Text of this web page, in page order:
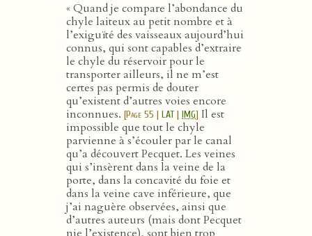
« Quand je compare l’abondance du
chyle laiteux au petit nombre et à
l’exiguïté des vaisseaux aujourd’hui
connus, qui sont capables d’extraire
le chyle du réservoir pour le
transporter ailleurs, il ne m’est
certes pas permis de douter
qu’existent d’autres voies encore
inconnues. [Page 55 | LAT| IMG] Il est
impossible que tout le chyle
parvienne à s’écouler par le canal
qu’a découvert Pecquet. Les veines
qui s’insèrent dans la veine de la
porte, dans la concavité du foie et
dans la veine cave inférieure, que
j’ai naguère observées, ainsi que
d’autres auteurs (mais dont Pecquet